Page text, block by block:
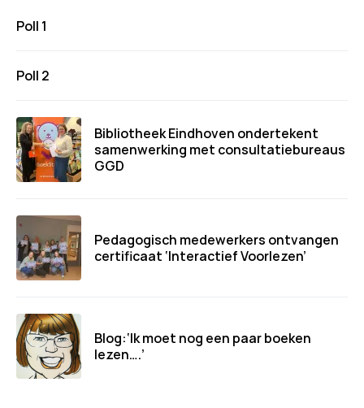
Poll 1
Poll 2
Bibliotheek Eindhoven ondertekent
samenwerking met consultatiebureaus
GGD
Pedagogisch medewerkers ontvangen
certificaat ‘Interactief Voorlezen’
Blog:‘Ik moet nog een paar boeken
lezen….’